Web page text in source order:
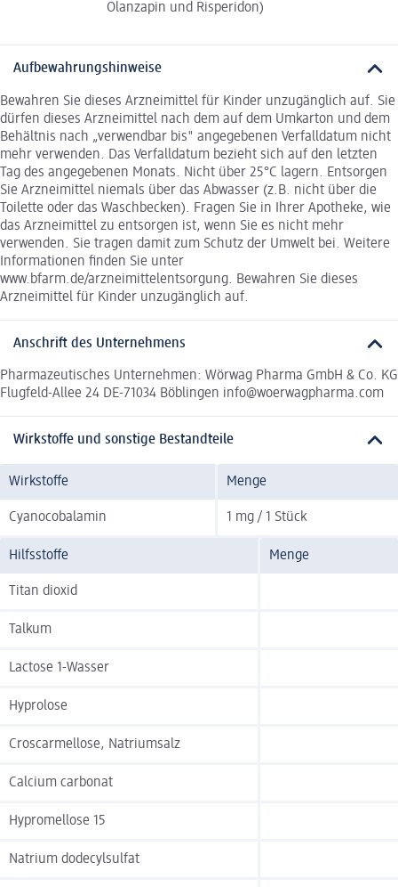
Olanzapin und Risperidon)
Aufbewahrungshinweise
Bewahren Sie dieses Arzneimittel für Kinder unzugänglich auf. Sie
dürfen dieses Arzneimittel nach dem auf dem Umkarton und dem
Behältnis nach „verwendbar bis" angegebenen Verfalldatum nicht
mehr verwenden. Das Verfalldatum bezieht sich auf den letzten
Tag des angegebenen Monats. Nicht über 25°C lagern. Entsorgen
Sie Arzneimittel niemals über das Abwasser (z.B. nicht über die
Toilette oder das Waschbecken). Fragen Sie in Ihrer Apotheke, wie
das Arzneimittel zu entsorgen ist, wenn Sie es nicht mehr
verwenden. Sie tragen damit zum Schutz der Umwelt bei. Weitere
Informationen finden Sie unter
www.bfarm.de/arzneimittelentsorgung. Bewahren Sie dieses
Arzneimittel für Kinder unzugänglich auf.
Anschrift des Unternehmens
Pharmazeutisches Unternehmen: Wörwag Pharma GmbH & Co. KG
Flugfeld-Allee 24 DE-71034 Böblingen info@woerwagpharma.com
Wirkstoffe und sonstige Bestandteile
Wirkstoffe Menge
Cyanocobalamin 1 mg / 1 Stück
Hilfsstoffe Menge
Titan dioxid
Talkum
Lactose 1-Wasser
Hyprolose
Croscarmellose, Natriumsalz
Calcium carbonat
Hypromellose 15
Natrium dodecylsulfat